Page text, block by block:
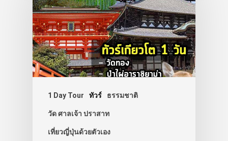
1 Day Tour ทัวร์ ธรรมชาติ
วัด ศาลเจ้า ปราสาท
เที่ยวญี่ปุ่นด้วยตัวเอง